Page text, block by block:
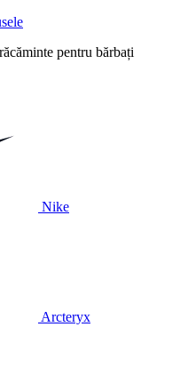
pentru bărbați
Nike
Arcteryx